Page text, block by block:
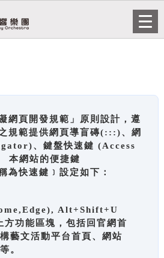
網頁開發規範」原則設計，遵
規範提供網頁導盲磚(:::)、網
、鍵盤快速鍵 (Access
本網站的便捷鍵
為快速鍵﹞設定如下：
Alt+Shift+U
功能區塊，包括回官網首
藝文活動平台首頁、網站
。